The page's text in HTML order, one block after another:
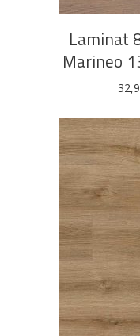
Laminat
Marineo